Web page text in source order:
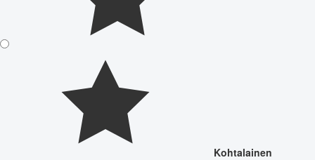
Kohtalainen